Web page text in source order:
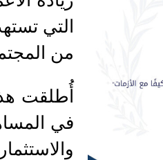
التي
من
في